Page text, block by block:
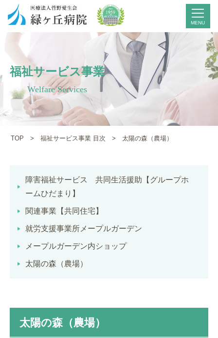
福祉サービス事業
Welfare Services
TOP >福祉サービス事業 目次 > 太陽の森（農場）
障害福祉サービス 共同生活援助【グループホ
ームひだまり】
関連事業【共同住宅】
就労支援事業所メープルガーデン
メープルガーデン内ショップ
太陽の森（農場）
太陽の森（農場）